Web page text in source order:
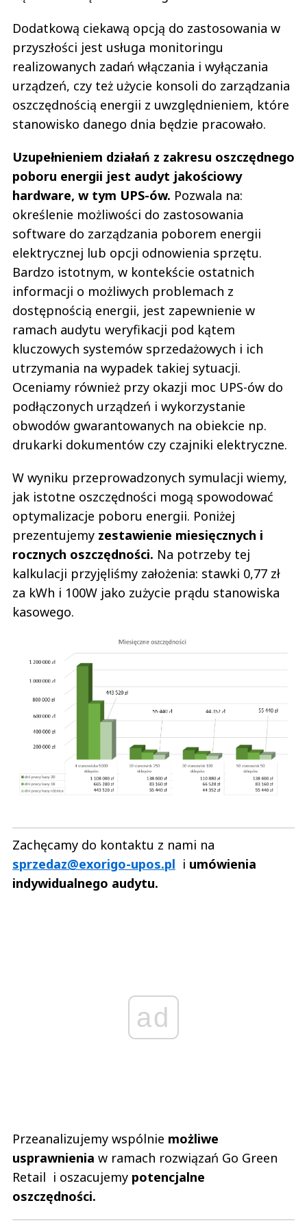
Dodatkową ciekawą opcją do zastosowania w
przyszłości jest usługa monitoringu
realizowanych zadań włączania i wyłączania
urządzeń, czy też użycie konsoli do zarządzania
oszczędnością energii z uwzględnieniem, które
stanowisko danego dnia będzie pracowało.
Uzupełnieniem działań z zakresu oszczędnego
poboru energii jest audyt jakościowy
hardware, w tym UPS-ów. Pozwala na:
określenie możliwości do zastosowania
software do zarządzania poborem energii
elektrycznej lub opcji odnowienia sprzętu.
Bardzo istotnym, w kontekście ostatnich
informacji o możliwych problemach z
dostępnością energii, jest zapewnienie w
ramach audytu weryfikacji pod kątem
kluczowych systemów sprzedażowych i ich
utrzymania na wypadek takiej sytuacji.
Oceniamy również przy okazji moc UPS-ów do
podłączonych urządzeń i wykorzystanie
obwodów gwarantowanych na obiekcie np.
drukarki dokumentów czy czajniki elektryczne.
W wyniku przeprowadzonych symulacji wiemy,
jak istotne oszczędności mogą spowodować
optymalizacje poboru energii. Poniżej
prezentujemy zestawienie miesięcznych i
rocznych oszczędności. Na potrzeby tej
kalkulacji przyjęliśmy założenia: stawki 0,77 zł
za kWh i 100W jako zużycie prądu stanowiska
kasowego.
Zachęcamy do kontaktu z nami na
sprzedaz@exorigo-upos.pl i umówienia
indywidualnego audytu.
ad
Przeanalizujemy wspólnie możliwe
usprawnienia w ramach rozwiązań Go Green
Retail i oszacujemy potencjalne
oszczędności.